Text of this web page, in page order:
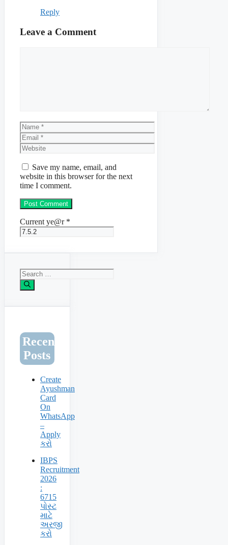
Reply
Leave a Comment
Name
Email
Website
Save my name, email, and
website in this browser for the next
time I comment.
Current ye@r *
Search
for:
Recent
Posts
Create
Ayushman
Card
On
WhatsApp
–
Apply
કરો
IBPS
Recruitment
2026
:
6715
પોસ્ટ
માટે
અરજી
કરો